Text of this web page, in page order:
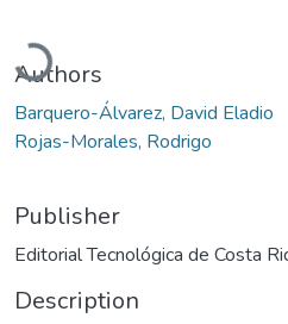
Loading...
Authors
Barquero-Álvarez, David Eladio
Rojas-Morales, Rodrigo
Publisher
Editorial Tecnológica de Costa
Description